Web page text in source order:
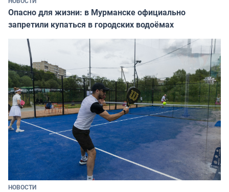
Опасно для жизни: в Мурманске официально
запретили купаться в городских водоёмах
НОВОСТИ